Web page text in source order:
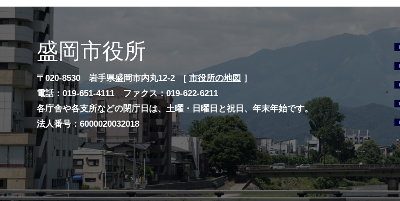
盛岡市役所
〒020-8530 岩手県盛岡市内丸12-2 [ 市役所の地図 ］
電話：019-651-4111 ファクス：019-622-6211
各庁舎や各支所などの閉庁日は、土曜・日曜日と祝日、年末年始です。
法人番号：6000020032018